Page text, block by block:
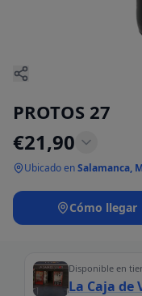
PROTOS 27
€21,90
Ubicado enSalamanca,
Cómo llegar
Disponible en
La Caja de